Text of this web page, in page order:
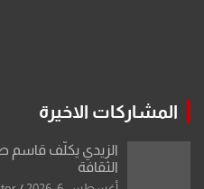
المشاركات الاخيرة
الزيدي يكلّف قاسم
الثقافة